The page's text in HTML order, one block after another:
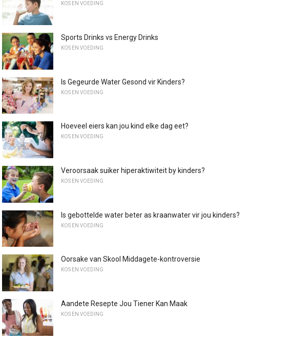
KOS EN VOEDING
Sports Drinks vs Energy Drinks
KOS EN VOEDING
Is Gegeurde Water Gesond vir Kinders?
KOS EN VOEDING
Hoeveel eiers kan jou kind elke dag eet?
KOS EN VOEDING
Veroorsaak suiker hiperaktiwiteit by kinders?
KOS EN VOEDING
Is gebottelde water beter as kraanwater vir jou kinders?
KOS EN VOEDING
Oorsake van Skool Middagete-kontroversie
KOS EN VOEDING
Aandete Resepte Jou Tiener Kan Maak
KOS EN VOEDING